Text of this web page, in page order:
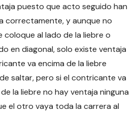
puesto que acto seguido han
correctamente, y aunque no
coloque al lado de la liebre o
en diagonal, solo existe ventaja
va encima de la liebre
saltar, pero si el contricante va
la liebre no hay ventaja ninguna
el otro vaya toda la carrera al